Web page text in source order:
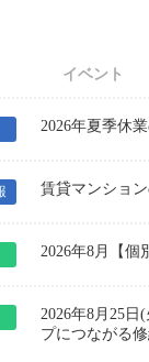
イベント
2026年夏季休
賃貸マンショ
2026年8月【
2026年8月25
プにつながる